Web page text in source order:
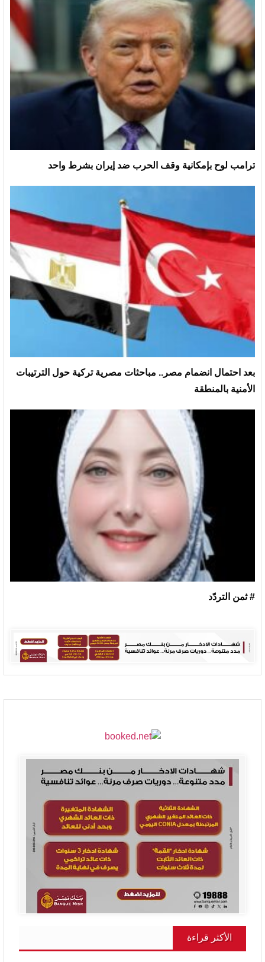
ترامب لوح بإمكانية وقف الحرب ضد إيران بشرط واحد
بعد احتمال انضمام مصر.. مباحثات مصرية تركية حول الترتيبات
الأمنية بالمنطقة
# ثمن التردّد
الأكثر قراءة